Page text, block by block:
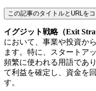
この記事のタイトルとURLを
イグジット戦略（Exit
において、事業や投資か
ます。特に、スタートア
頻繁に使われる用語であ
て利益を確定し、資金を
す。